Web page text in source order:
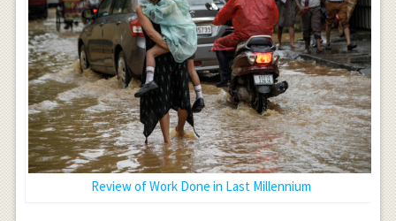
Review of Work Done in Last Millennium